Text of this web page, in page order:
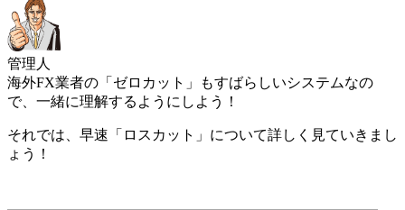
管理人
海外FX業者の「ゼロカット」もすばらしいシステムなの
で、一緒に理解するようにしよう！
それでは、早速「ロスカット」について詳しく見ていきまし
ょう！